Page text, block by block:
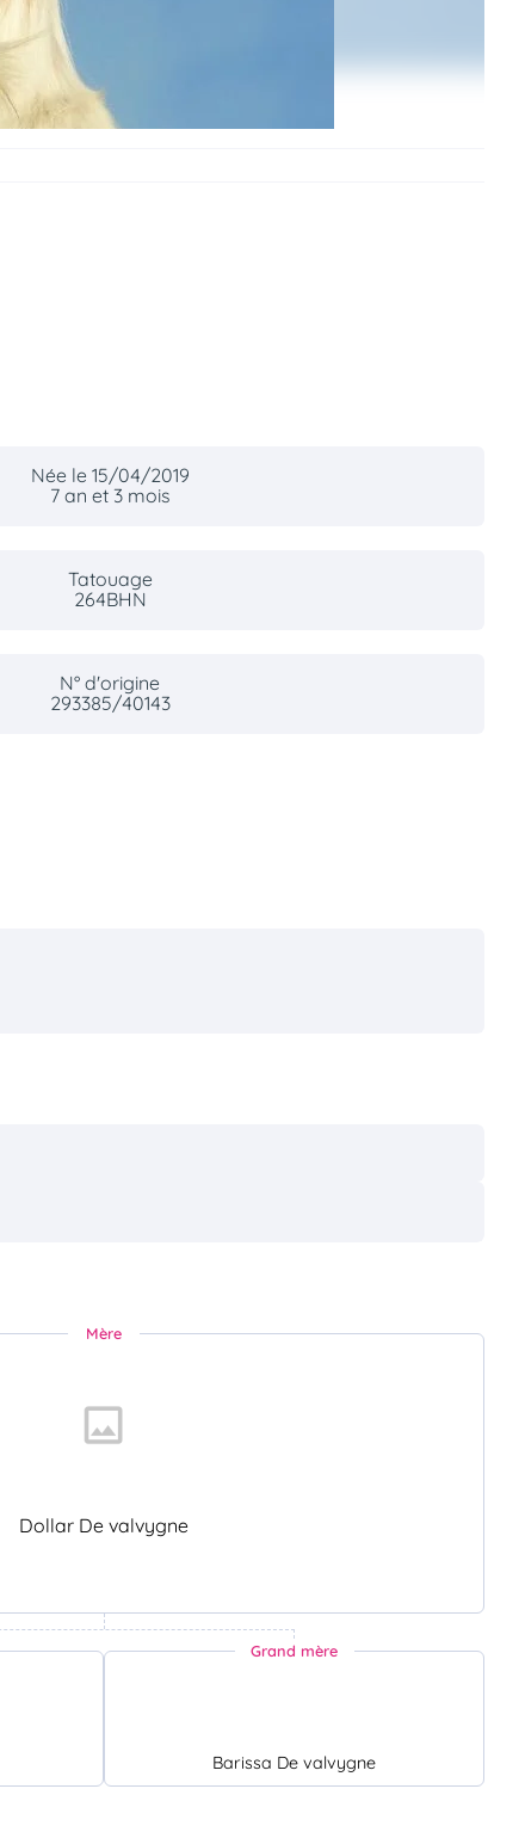
Née le 15/04/2019
7 an et 3 mois
Tatouage
264BHN
N° d'origine
293385/40143
Mère
Dollar De valvygne
Grand mère
Barissa De valvygne